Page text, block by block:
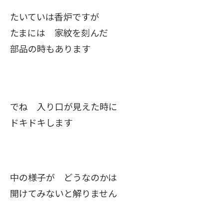
たいていは香炉ですが
たまには 家紋を刻んだ
部品の時もあります
でね 入り口が見えた時に
ドキドキします
中の様子が どうなのかは
開けてみないと解りません